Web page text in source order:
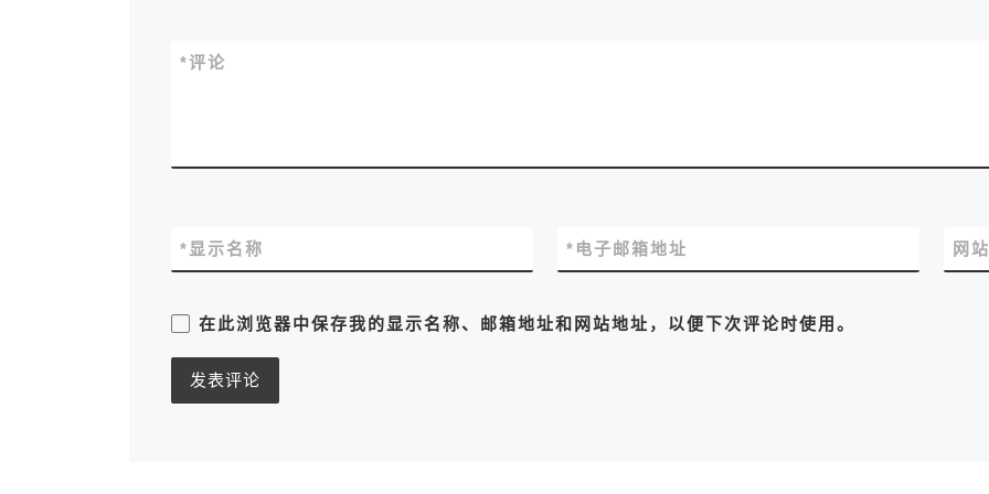
评论
*
显示名称
* 电子邮箱地址
* 网站
在此浏览器中保存我的显示名称、邮箱地址和网站地址，以便下次评论时使用。